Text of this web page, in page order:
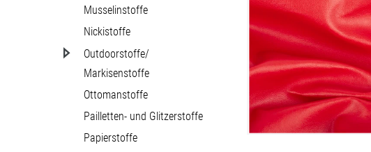
Musselinstoffe
Nickistoffe
Outdoorstoffe/
Markisenstoffe
Ottomanstoffe
Pailletten- und Glitzerstoffe
Papierstoffe